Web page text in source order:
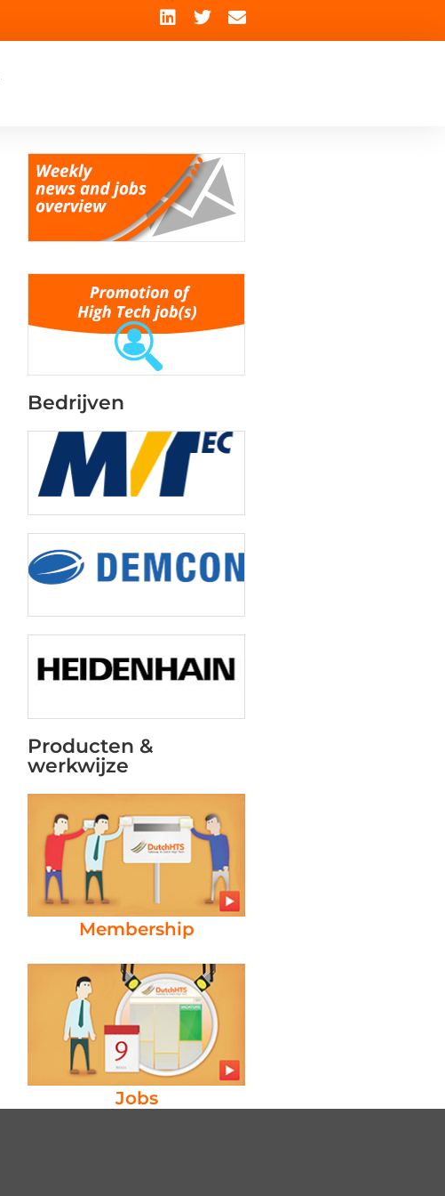
Bedrijven
Producten &
werkwijze
Membership
Jobs